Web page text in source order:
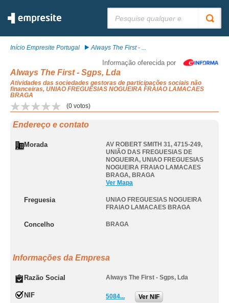
Início Empresite Portugal Always The First - ...
Informação oferecida por
Always The First - Sgps, Lda
Atividades das sociedades gestoras de participações sociais não
financeiras, UNIAO FREGUESIAS NOGUEIRA FRAIAO LAMACAES
BRAGA
(0 votos)
Endereço e contato
Morada
AV ROBERT SMITH 31, 4715-249,
UNIÃO DAS FREGUESIAS DE
NOGUEIRA, UNIAO FREGUESIAS
NOGUEIRA FRAIAO LAMACAES
BRAGA, BRAGA
Ver Mapa
Freguesia
UNIAO FREGUESIAS NOGUEIRA
FRAIAO LAMACAES BRAGA
Concelho BRAGA
Informações da Empresa
Razão Social Always The First - Sgps, Lda
NIF 5084... Ver NIF